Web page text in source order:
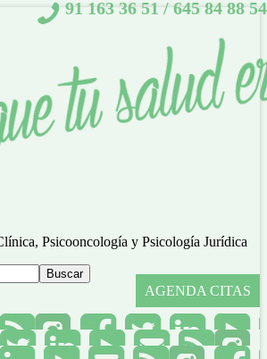
Psicooncología y Psicología Jurídica
91 163 36 51 / 645 84 88 54
AGENDA CITAS